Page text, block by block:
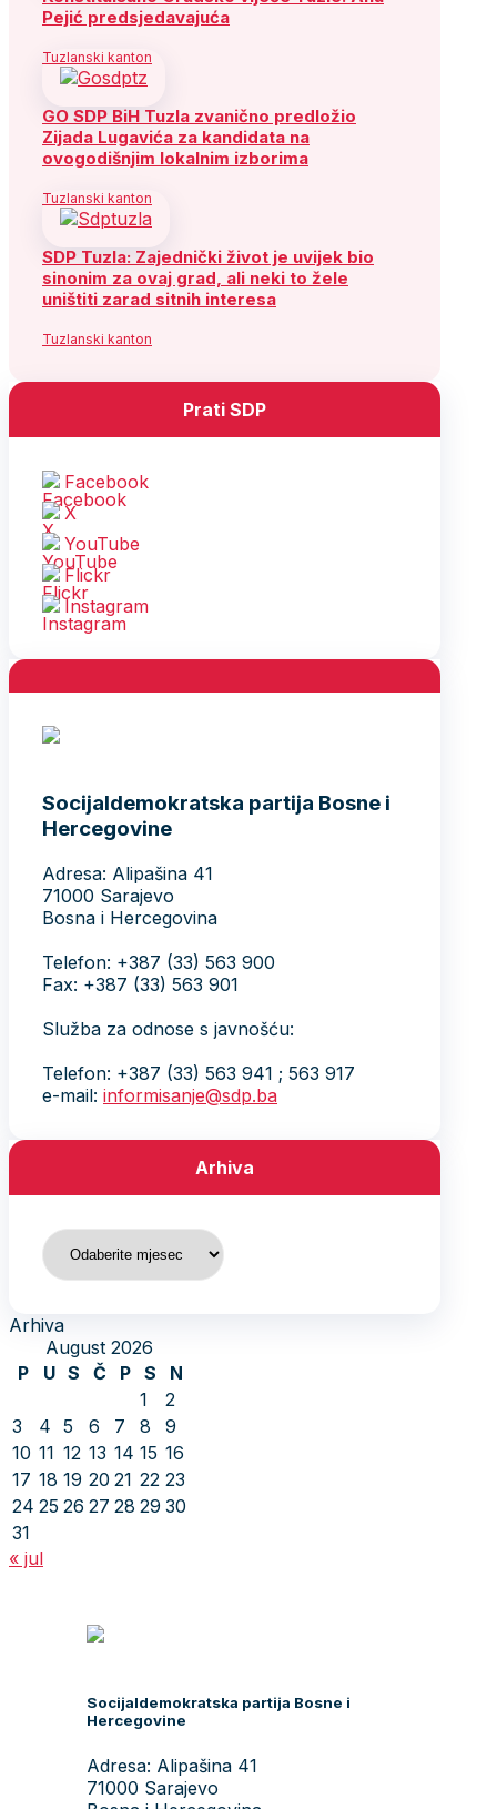
Pejić predsjedavajuća
Tuzlanski kanton
GO SDP BiH Tuzla zvanično predložio
Zijada Lugavića za kandidata na
ovogodišnjim lokalnim izborima
Tuzlanski kanton
SDP Tuzla: Zajednički život je uvijek bio
sinonim za ovaj grad, ali neki to žele
uništiti zarad sitnih interesa
Tuzlanski kanton
Prati SDP
Facebook
X
YouTube
Flickr
Instagram
Socijaldemokratska partija Bosne i
Hercegovine
Adresa: Alipašina 41
71000 Sarajevo
Bosna i Hercegovina
Telefon: +387 (33) 563 900
Fax: +387 (33) 563 901
Služba za odnose s javnošću:
Telefon: +387 (33) 563 941 ; 563 917
e-mail: informisanje@sdp.ba
Arhiva
Arhiva
Arhiva
August 2026
P
U S Č P S
N
1
2
3
4 5 6 7 8
9
10 11 12 13 14 15 16
17 18 19 20 21 22 23
24 25 26 27 28 29 30
31
« jul
Socijaldemokratska partija Bosne i
Hercegovine
Adresa: Alipašina 41
71000 Sarajevo